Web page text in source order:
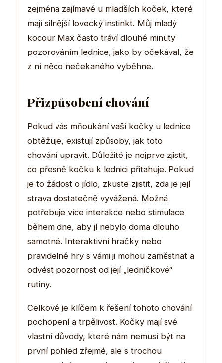
zejména zajímavé u mladších koček, které
mají silnější lovecký instinkt. Můj mladý
kocour Max často tráví dlouhé minuty
pozorováním lednice, jako by očekával, že
z ní něco nečekaného vyběhne.
Přizpůsobení chování
Pokud vás mňoukání vaší kočky u lednice
obtěžuje, existují způsoby, jak toto
chování upravit. Důležité je nejprve zjistit,
co přesně kočku k lednici přitahuje. Pokud
je to žádost o jídlo, zkuste zjistit, zda je její
strava dostatečně vyvážená. Možná
potřebuje více interakce nebo stimulace
během dne, aby jí nebylo doma dlouho
samotné. Interaktivní hračky nebo
pravidelné hry s vámi ji mohou zaměstnat a
odvést pozornost od její „ledničkové“
rutiny.
Celkově je klíčem k řešení tohoto chování
pochopení a trpělivost. Kočky mají své
vlastní důvody, které nám nemusí být na
první pohled zřejmé, ale s trochou